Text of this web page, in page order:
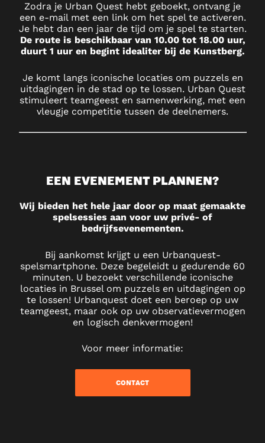
Zodra je Urban Quest hebt geboekt, ontvang je
een e-mail met een link om het spel te activeren.
Je hebt dan een jaar de tijd om je spel te starten.
De route is beschikbaar van 10.00 tot 18.00 uur,
duurt 1 uur en begint idealiter bij de Kunstberg.
Je komt langs iconische locaties om puzzels en
uitdagingen in de stad op te lossen. Urban Quest
stimuleert teamgeest en samenwerking, met een
vleugje competitie tussen de deelnemers.
EEN EVENEMENT PLANNEN?
Wij bieden het hele jaar door op maat gemaakte
spelsessies aan voor uw privé- of
bedrijfsevenementen.
Bij aankomst krijgt u een Urbanquest-
spelsmartphone. Deze begeleidt u gedurende 60
minuten. U bezoekt verschillende iconische
locaties in Brussel om puzzels en uitdagingen op
te lossen! Urbanquest doet een beroep op uw
teamgeest, maar ook op uw observatievermogen
en logisch denkvermogen!
Voor meer informatie:
CONTACT